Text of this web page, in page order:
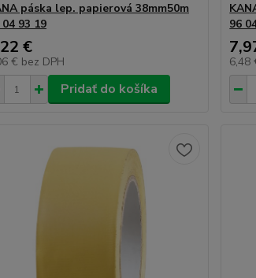
páska lep. papierová 38mm50m
04 93 19
€
€ bez DPH
Pridať do košíka
96
6,48